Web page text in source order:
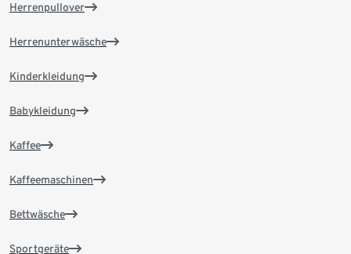
Herrenpullover
Herrenunterwäsche
Kinderkleidung
Babykleidung
Kaffee
Kaffeemaschinen
Bettwäsche
Sportgeräte